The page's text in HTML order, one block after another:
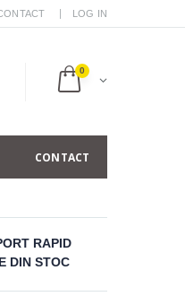
LOG IN
0
CONTACT
RAPID
DIN STOC